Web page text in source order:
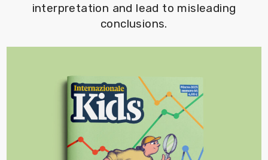
interpretation and lead to misleading
conclusions.